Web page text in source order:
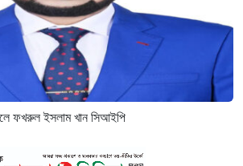
ফখরুল ইসলাম খান সিআইপি